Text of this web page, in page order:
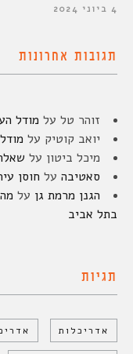
4 ביוני 2024
תגובות אחרונות
זוהר טל על מודל
יואב קוטיק על
מיכל ביטון על
סאטיבה על חוסן
הגנן מרמת גן על
בתל אביב
תגיות
אדריכלות